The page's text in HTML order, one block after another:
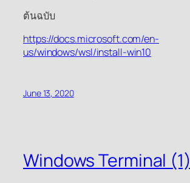
ต้นฉบับ
https://docs.microsoft.com/en-
us/windows/wsl/install-win10
June 13, 2020
Windows Terminal (1)